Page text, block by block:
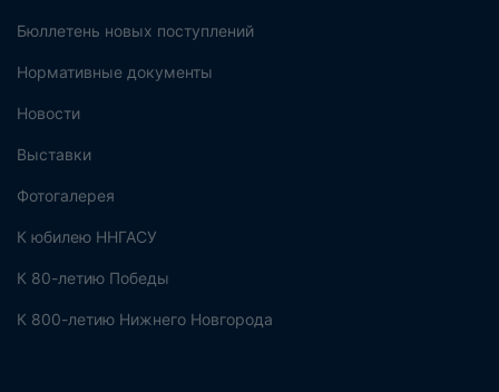
Бюллетень новых поступлений
Нормативные документы
Новости
Выставки
Фотогалерея
К юбилею ННГАСУ
К 80-летию Победы
К 800-летию Нижнего Новгорода